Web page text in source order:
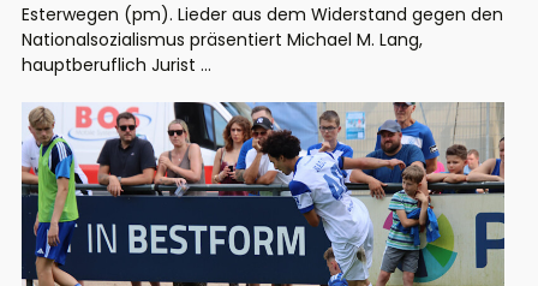
Esterwegen (pm). Lieder aus dem Widerstand gegen den
Nationalsozialismus präsentiert Michael M. Lang,
hauptberuflich Jurist ...